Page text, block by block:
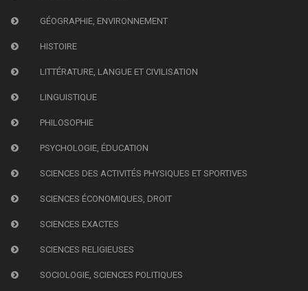
GÉOGRAPHIE, ENVIRONNEMENT
HISTOIRE
LITTÉRATURE, LANGUE ET CIVILISATION
LINGUISTIQUE
PHILOSOPHIE
PSYCHOLOGIE, ÉDUCATION
SCIENCES DES ACTIVITÉS PHYSIQUES ET SPORTIVES
SCIENCES ÉCONOMIQUES, DROIT
SCIENCES EXACTES
SCIENCES RELIGIEUSES
SOCIOLOGIE, SCIENCES POLITIQUES